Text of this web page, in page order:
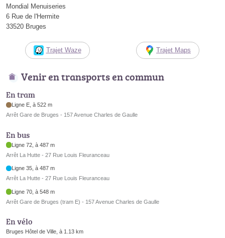
Mondial Menuiseries
6 Rue de l'Hermite
33520 Bruges
Trajet Waze Trajet Maps
Venir en transports en commun
En tram
Ligne E, à 522 m
Arrêt Gare de Bruges - 157 Avenue Charles de Gaulle
En bus
Ligne 72, à 487 m
Arrêt La Hutte - 27 Rue Louis Fleuranceau
Ligne 35, à 487 m
Arrêt La Hutte - 27 Rue Louis Fleuranceau
Ligne 70, à 548 m
Arrêt Gare de Bruges (tram E) - 157 Avenue Charles de Gaulle
En vélo
Bruges Hôtel de Ville, à 1.13 km